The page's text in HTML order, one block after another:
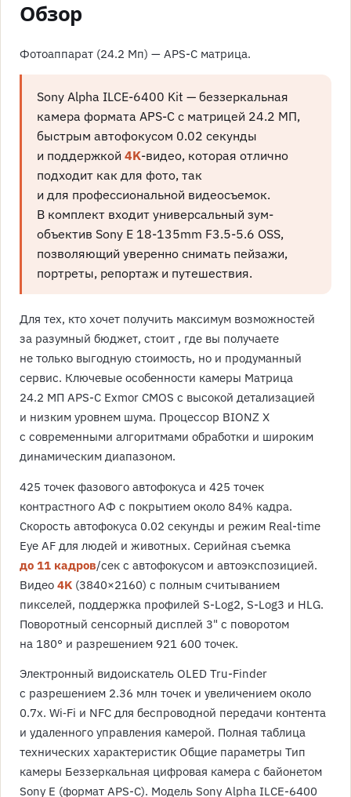
Обзор
Фотоаппарат (24.2 Мп) — APS-C матрица.
Sony Alpha ILCE-6400 Kit — беззеркальная
камера формата APS-C с матрицей 24.2 МП,
быстрым автофокусом 0.02 секунды
и поддержкой4K-видео, которая отлично
подходит как для фото, так
и для профессиональной видеосъемок.
В комплект входит универсальный зум-
объектив Sony E 18-135mm F3.5-5.6 OSS,
позволяющий уверенно снимать пейзажи,
портреты, репортаж и путешествия.
Для тех, кто хочет получить максимум возможностей
за разумный бюджет, стоит , где вы получаете
не только выгодную стоимость, но и продуманный
сервис. Ключевые особенности камеры Матрица
24.2 МП APS-C Exmor CMOS с высокой детализацией
и низким уровнем шума. Процессор BIONZ X
с современными алгоритмами обработки и широким
динамическим диапазоном.
425 точек фазового автофокуса и 425 точек
контрастного АФ с покрытием около 84% кадра.
Скорость автофокуса 0.02 секунды и режим Real-time
Eye AF для людей и животных. Серийная съемка
до 11 кадров/сек с автофокусом и автоэкспозицией.
Видео 4K (3840×2160) с полным считыванием
пикселей, поддержка профилей S-Log2, S-Log3 и HLG.
Поворотный сенсорный дисплей 3" с поворотом
на 180° и разрешением 921 600 точек.
Электронный видоискатель OLED Tru-Finder
с разрешением 2.36 млн точек и увеличением около
0.7x. Wi‑Fi и NFC для беспроводной передачи контента
и удаленного управления камерой. Полная таблица
технических характеристик Общие параметры Тип
камеры Беззеркальная цифровая камера с байонетом
Sony E (формат APS-C). Модель Sony Alpha ILCE-6400